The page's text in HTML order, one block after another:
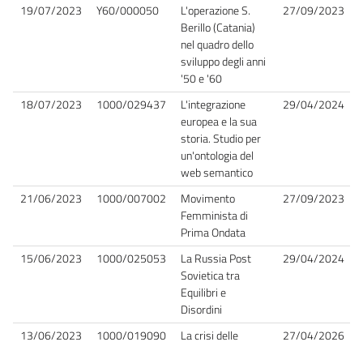
19/07/2023 Y60/000050
L'operazione S.
Berillo (Catania)
nel quadro dello
sviluppo degli anni
'50 e '60
27/09/2023
18/07/2023 1000/029437
L'integrazione
europea e la sua
storia. Studio per
un'ontologia del
web semantico
29/04/2024
21/06/2023 1000/007002
Movimento
Femminista di
Prima Ondata
27/09/2023
15/06/2023 1000/025053
La Russia Post
Sovietica tra
Equilibri e
Disordini
29/04/2024
13/06/2023 1000/019090
La crisi delle
27/04/2026